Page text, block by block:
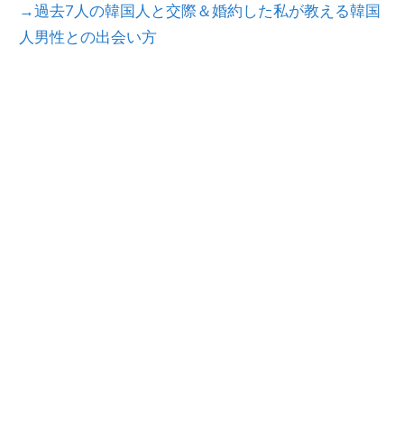
→過去7人の韓国人と交際＆婚約した私が教える韓国
人男性との出会い方